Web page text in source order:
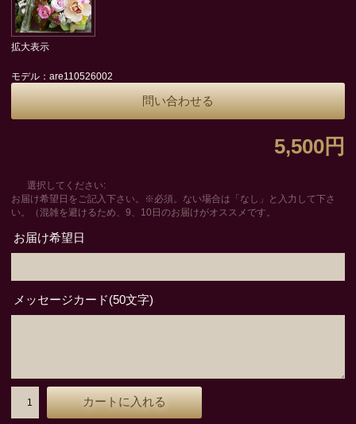
拡大表示
モデル：are110526002
問い合わせる
5,500円
選択してください:
お届け希望日をご記入下さい。※必須。ない場合は「なし」と入力して下さ
い。（混雑を避けるため、9、10日のお届けがオススメです。
お届け希望日
メッセージカード(50文字)